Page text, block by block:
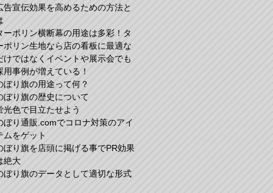
告宣伝効果を高めるための方法と
ーポリン横断幕の用途は多彩！タ
ポリン生地なら店の看板に最適な
けではなくイベントや展示会でも
用事例が増えている！
ぼり旗の用途って何？
ぼり旗の歴史について
光色で目立たせよう
ぼり通販.comでコロナ対策のアイ
ムをゲット
ぼり旗を店頭に掲げる事でPR効果
絶大
ぼり旗のデータとして適切な形式